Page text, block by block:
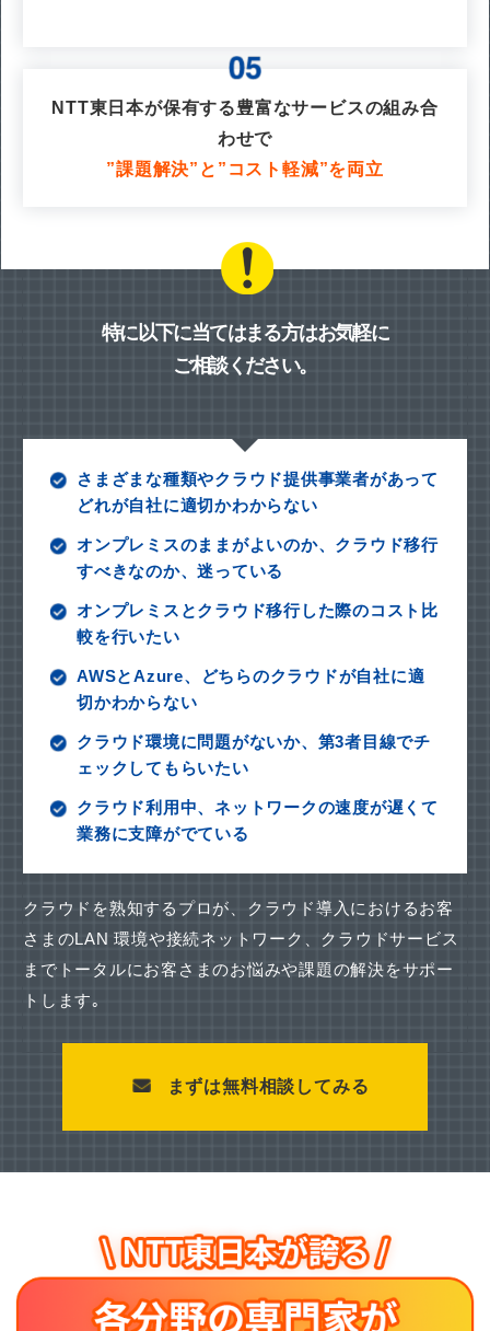
NTT東日本が保有する豊富なサービスの組み合
わせで
”課題解決”と”コスト軽減”を両立
特に以下に当てはまる方はお気軽に
ご相談ください。
さまざまな種類やクラウド提供事業者があって
どれが自社に適切かわからない
オンプレミスのままがよいのか、クラウド移行
すべきなのか、迷っている
オンプレミスとクラウド移行した際のコスト比
較を行いたい
AWSとAzure、どちらのクラウドが自社に適
切かわからない
クラウド環境に問題がないか、第3者目線でチ
ェックしてもらいたい
クラウド利用中、ネットワークの速度が遅くて
業務に支障がでている
クラウドを熟知するプロが、クラウド導入におけるお客
さまのLAN 環境や接続ネットワーク、
クラウドサービス
までトータルにお客さまのお悩みや課題の解決をサポー
トします｡
まずは無料相談してみる